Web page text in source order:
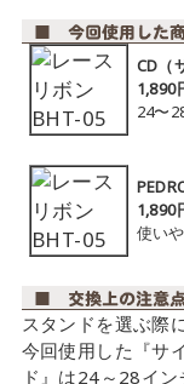
CD（
1,890
24〜
1,890
使い
スタンドを選ぶ際
今回使用した『サ
ド』は24～28イ